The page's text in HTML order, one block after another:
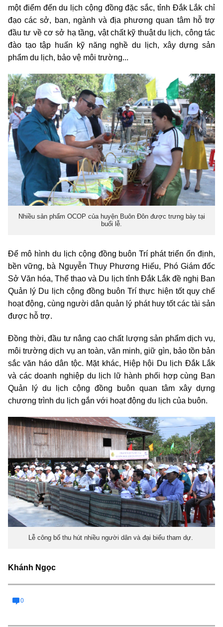
một điểm đến du lịch cộng đồng đặc sắc, tỉnh Đắk Lắk chỉ
đạo các sở, ban, ngành và địa phương quan tâm hỗ trợ
đầu tư về cơ sở hạ tầng, vật chất kỹ thuật du lịch, công tác
đào tạo tập huấn kỹ năng nghề du lịch, xây dựng sản
phẩm du lịch, bảo vệ môi trường...
Nhiều sản phẩm OCOP của huyện Buôn Đôn được trưng bày tại
buổi lễ.
Để mô hình du lịch cộng đồng buôn Trí phát triển ổn định,
bền vững, bà Nguyễn Thụy Phương Hiếu, Phó Giám đốc
Sở Văn hóa, Thể thao và Du lịch tỉnh Đắk Lắk đề nghị Ban
Quản lý Du lịch cộng đồng buôn Trí thực hiện tốt quy chế
hoạt động, cùng người dân quản lý phát huy tốt các tài sản
được hỗ trợ.
Đồng thời, đầu tư nâng cao chất lượng sản phẩm dịch vụ,
môi trường dịch vụ an toàn, văn minh, giữ gìn, bảo tồn bản
sắc văn háo dân tộc. Mặt khác, Hiệp hội Du lịch Đắk Lắk
và các doanh nghiệp du lịch lữ hành phối hợp cùng Ban
Quản lý du lịch cộng đồng buôn quan tâm xây dựng
chương trình du lịch gắn với hoạt động du lịch của buôn.
Lễ công bố thu hút nhiều người dân và đại biểu tham dự.
Khánh Ngọc
0